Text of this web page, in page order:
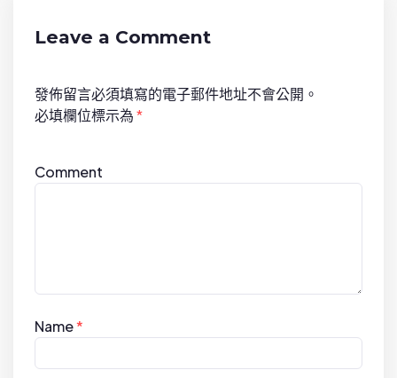
Leave a Comment
發佈留言必須填寫的電子郵件地址不會公開。
必填欄位標示為*
Comment
Name*